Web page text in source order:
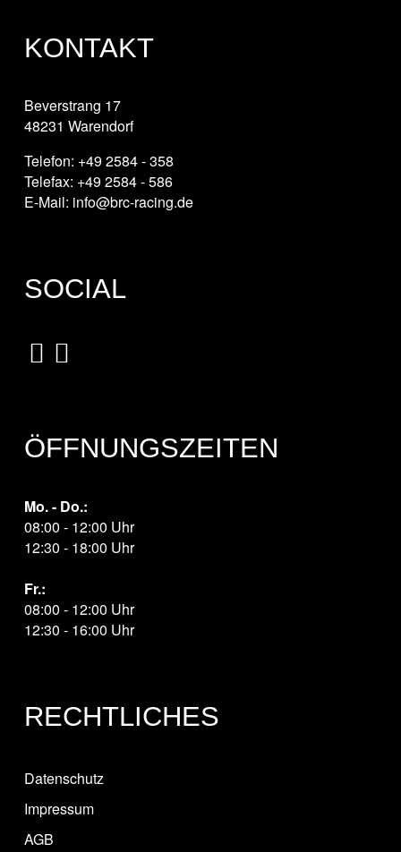
KONTAKT
Beverstrang 17
48231 Warendorf
Telefon: +49 2584 - 358
Telefax: +49 2584 - 586
E-Mail: info@brc-racing.de
SOCIAL
ÖFFNUNGSZEITEN
Mo. - Do.:
08:00 - 12:00 Uhr
12:30 - 18:00 Uhr
Fr.:
08:00 - 12:00 Uhr
12:30 - 16:00 Uhr
RECHTLICHES
Datenschutz
Impressum
AGB